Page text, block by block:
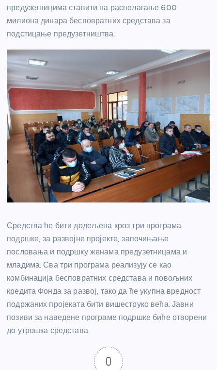
предузетницима ставити на располагање 600
милиона динара бесповратних средстава за
подстицање предузетништва.
Средства ће бити додељена кроз три програма
подршке, за развојне пројекте, започињање
пословања и подршку женама предузетницама и
младима. Сва три програма реализују се као
комбинација бесповратних средстава и повољних
кредита Фонда за развој, тако да ће укупна вредност
подржаних пројеката бити вишеструко већа. Јавни
позиви за наведене програме подршке биће отворени
до утрошка средстава.
0